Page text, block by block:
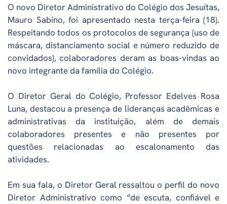
O novo Diretor Administrativo do Colégio dos Jesuítas,
Mauro Sabino, foi apresentado nesta terça-feira (18).
Respeitando todos os protocolos de segurança (uso de
máscara, distanciamento social e número reduzido de
convidados), colaboradores deram as boas-vindas ao
novo integrante da família do Colégio.
O Diretor Geral do Colégio, Professor Edelves Rosa
Luna, destacou a presença de lideranças acadêmicas e
administrativas da instituição, além de demais
colaboradores presentes e não presentes por
questões relacionadas ao escalonamento das
atividades.
Em sua fala, o Diretor Geral ressaltou o perfil do novo
Diretor Administrativo como “de escuta, confiável e